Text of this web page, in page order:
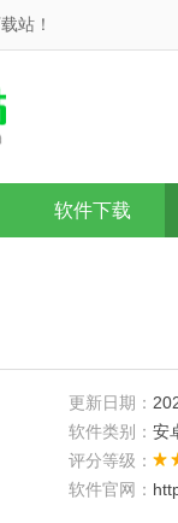
站！
软件下载
更新日期：
软件类别： 安
评分等级：
软件官网：